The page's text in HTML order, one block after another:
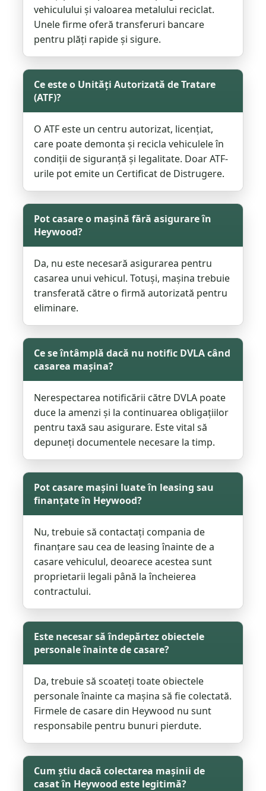
vehiculului și valoarea metalului reciclat.
Unele firme oferă transferuri bancare
pentru plăți rapide și sigure.
Ce este o Unități Autorizată de Tratare
(ATF)?
O ATF este un centru autorizat, licențiat,
care poate demonta și recicla vehiculele în
condiții de siguranță și legalitate. Doar ATF-
urile pot emite un Certificat de Distrugere.
Pot casare o mașină fără asigurare în
Heywood?
Da, nu este necesară asigurarea pentru
casarea unui vehicul. Totuși, mașina trebuie
transferată către o firmă autorizată pentru
eliminare.
Ce se întâmplă dacă nu notific DVLA când
casarea mașina?
Nerespectarea notificării către DVLA poate
duce la amenzi și la continuarea obligațiilor
pentru taxă sau asigurare. Este vital să
depuneți documentele necesare la timp.
Pot casare mașini luate în leasing sau
finanțate în Heywood?
Nu, trebuie să contactați compania de
finanțare sau cea de leasing înainte de a
casare vehiculul, deoarece acestea sunt
proprietarii legali până la încheierea
contractului.
Este necesar să îndepărtez obiectele
personale înainte de casare?
Da, trebuie să scoateți toate obiectele
personale înainte ca mașina să fie colectată.
Firmele de casare din Heywood nu sunt
responsabile pentru bunuri pierdute.
Cum știu dacă colectarea mașinii de
casat în Heywood este legitimă?